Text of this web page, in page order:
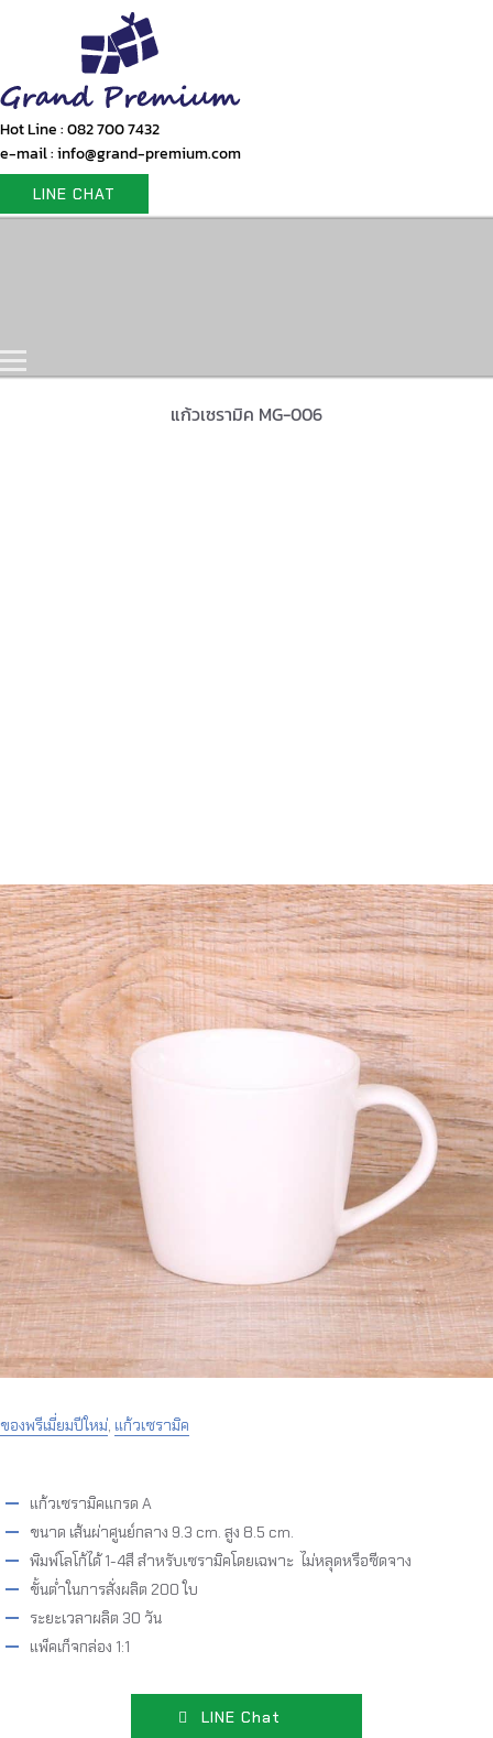
Hot Line : 082 700 7432
e-mail : info@grand-premium.com
LINE CHAT
แก้วเซรามิค MG-006
ของพรีเมี่ยมปีใหม่ แก้วเซรามิค
แก้วเซรามิคแกรด A
ขนาด เส้นผ่าศูนย์กลาง 9.3 cm. สูง 8.5 cm.
พิมพ์โลโก้ได้ 1-4สี สำหรับเซรามิคโดยเฉพาะ ไม่หลุดหรือซีดจาง
ขั้นต่ำในการสั่งผลิต 200 ใบ
ระยะเวลาผลิต 30 วัน
แพ็คเก็จกล่อง 1:1
LINE Chat